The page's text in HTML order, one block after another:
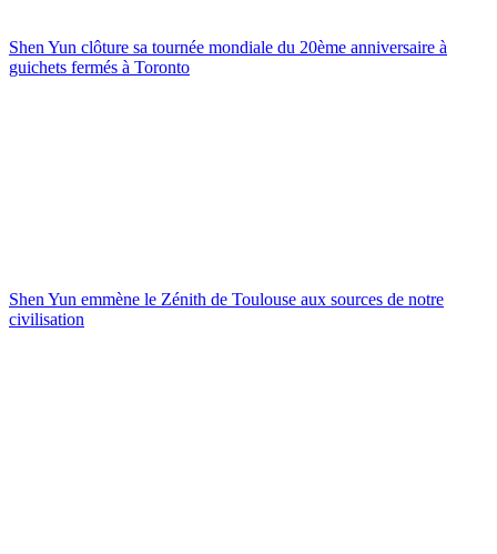
Shen Yun clôture sa tournée mondiale du 20ème anniversaire à
guichets fermés à Toronto
Shen Yun emmène le Zénith de Toulouse aux sources de notre
civilisation